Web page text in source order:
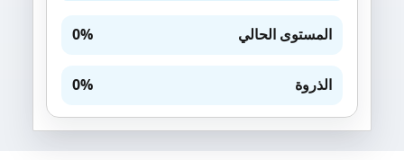
المستوى الحالي 0%
الذروة 0%